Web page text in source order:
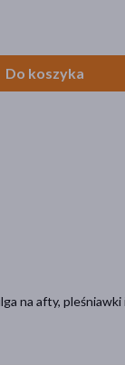
Do koszyka
na afty, pleśniawki